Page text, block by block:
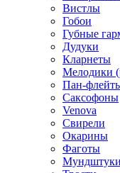
Вистлы
Гобои
Губные
Дудуки
Кларнеты
Мелодики
Пан-
Саксофоны
Venova
Свирели
Окарины
Фаготы
Мундштуки